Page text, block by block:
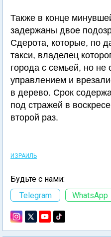
Также в конце
задержаны двое
Сдерота, которые, по
такси, владелец
города с семьей, но не
управлением и
в дерево. Срок
под стражей в
второй раз.
ИЗРАИЛЬ
Будьте с нами:
Telegram
WhatsApp